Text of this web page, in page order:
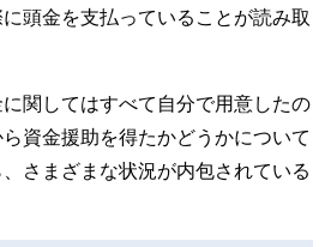
頭金を支払っていることが読み取
関してはすべて自分で用意したの
資金援助を得たかどうかについて
さまざまな状況が内包されている